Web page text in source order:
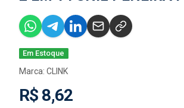
Em Estoque
Marca: CLINK
R$ 8,62